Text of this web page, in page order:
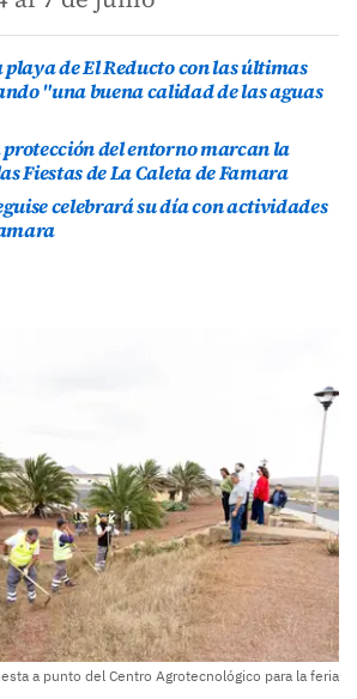
de El Reducto con las últimas
"una buena calidad de las aguas
del entorno marcan la
Fiestas de La Caleta de Famara
celebrará su día con actividades
a punto del Centro Agrotecnológico para la feria